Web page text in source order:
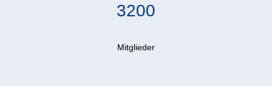
3200
Mitglieder